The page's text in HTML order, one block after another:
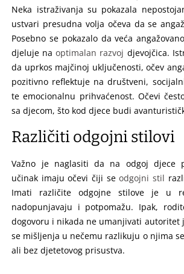
Neka istraživanja su pokazala
ustvari presudna volja očeva da se
Posebno se pokazalo da veća
djeluje naoptimalan razvoj djevojčica.
da uprkos majčinoj uključenosti, očev
pozitivno reflektuje na društveni,
te emocionalnu prihvaćenost. Očevi
sa djecom, što kod djece budi
Različiti odgojni stilovi
Važno je naglasiti da na odgoj djece
učinak imaju očevi čiji seodgojni stil
Imati različite odgojne stilove je u
nadopunjavaju i potpomažu. Ipak,
dogovoru i nikada ne umanjivati autoritet
se mišljenja u nečemu razlikuju o njima
ali bez djetetovog prisustva.